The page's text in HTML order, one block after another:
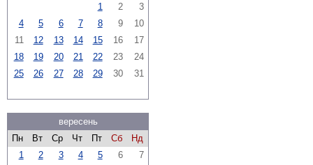
1
2
3
4
5 6 7 8 9
10
11
12 13 14 15 16
17
18
19 20 21 22 23
24
25
26 27 28 29 30 31
вересень
Пн
Вт Ср Чт Пт Сб
Нд
1
2 3 4 5 6
7